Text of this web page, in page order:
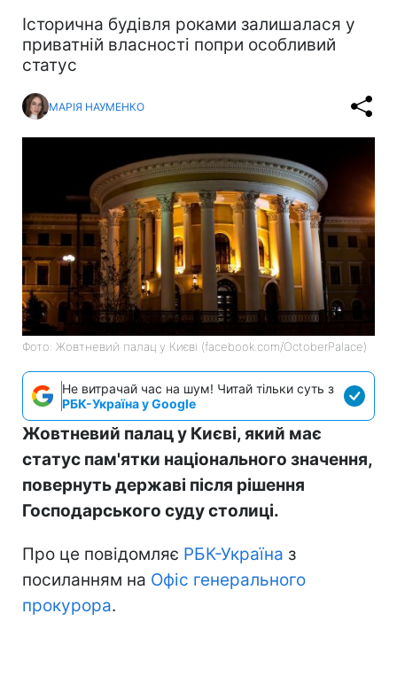
Історична будівля роками залишалася у
приватній власності попри особливий
статус
МАРІЯ НАУМЕНКО
Фото: Жовтневий палац у Києві (facebook.com/OctoberPalace)
Не витрачай час на шум! Читай тільки суть з
РБК-Україна у Google
Жовтневий палац у Києві, який має
статус пам'ятки національного значення,
повернуть державі після рішення
Господарського суду столиці.
Про це повідомляє РБК-Україна з
посиланням на Офіс генерального
прокурора.